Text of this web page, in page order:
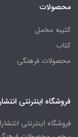
محصولات
کتیبه مخمل
کتاب
محصولات فرهنگی
فروشگاه اینترنتی
فروشگاه اینترنتی